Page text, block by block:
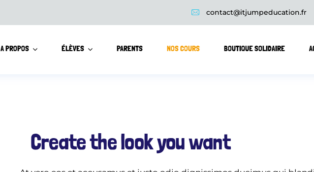
contact@itjumpeducation.fr
A PROPOS ÉLÈVES PARENTS NOS COURS BOUTIQUE SOLIDAIRE
Create the look you want